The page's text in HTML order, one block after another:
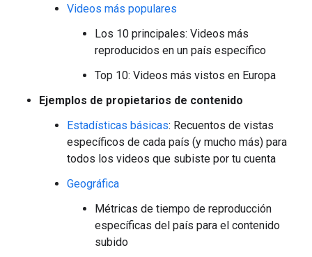
Videos más populares
Los 10 principales: Videos más
reproducidos en un país específico
Top 10: Videos más vistos en Europa
Ejemplos de propietarios de contenido
Estadísticas básicas: Recuentos de vistas
específicos de cada país (y mucho más) para
todos los videos que subiste por tu cuenta
Geográfica
Métricas de tiempo de reproducción
específicas del país para el contenido
subido